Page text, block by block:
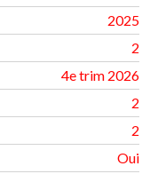
2025
2
4e trim 2026
2
2
Oui